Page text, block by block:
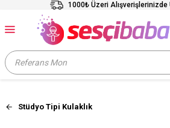
1000₺ Üzeri
Stüdyo Tipi Kulaklık